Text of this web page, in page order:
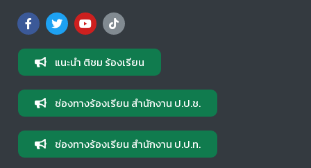
แนะนำ ติชม ร้องเรียน
ช่องทางร้องเรียน สำนักงาน ป.ป.ช.
ช่องทางร้องเรียน สำนักงาน ป.ป.ท.